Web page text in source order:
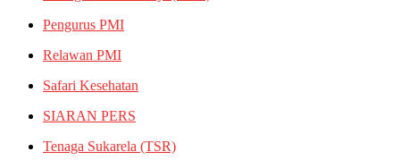
Pengurus PMI
Relawan PMI
Safari Kesehatan
SIARAN PERS
Tenaga Sukarela (TSR)